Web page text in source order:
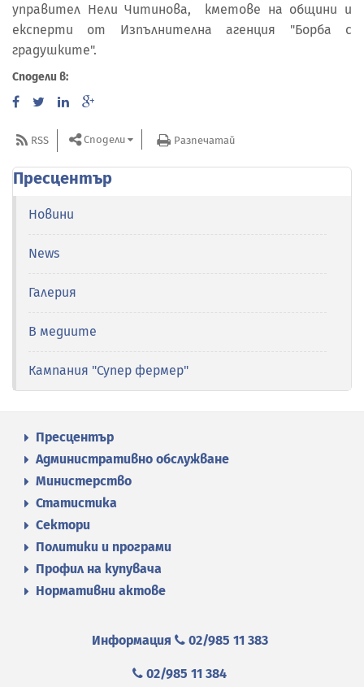
управител Нели Читинова, кметове на общини и
експерти от Изпълнителна агенция "Борба с
градушките".
Сподели в:
RSS Сподели Разпечатай
Пресцентър
Новини
News
Галерия
В медиите
Кампания "Супер фермер"
Пресцентър
Административно обслужване
Министерство
Статистика
Сектори
Политики и програми
Профил на купувача
Нормативни актове
Информация 02/985 11 383
02/985 11 384